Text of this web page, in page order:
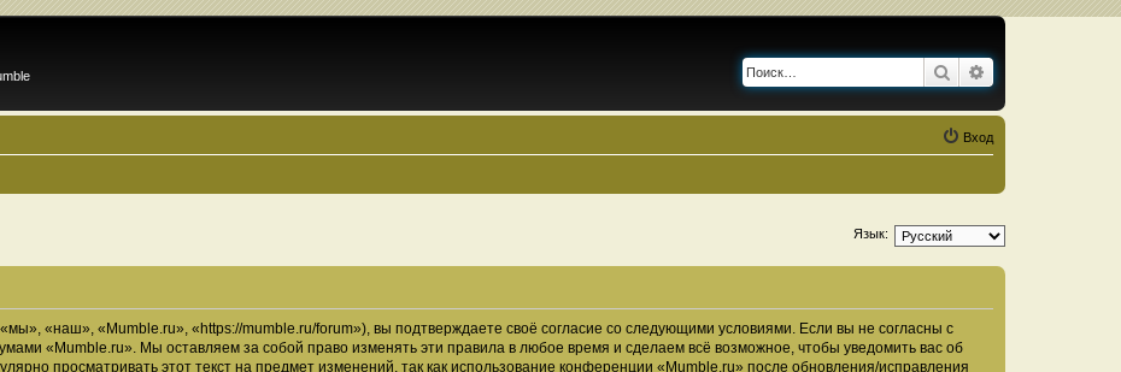
Поиск
Вход
Язык:
«наш», «Mumble.ru», «https://mumble.ru/forum»), вы подтверждаете своё согласие со следующими условиями. Если вы не согласны с
«Mumble.ru». Мы оставляем за собой право изменять эти правила в любое время и сделаем всё возможное, чтобы уведомить вас об
просматривать этот текст на предмет изменений, так как использование конференции «Mumble.ru» после обновления/исправления